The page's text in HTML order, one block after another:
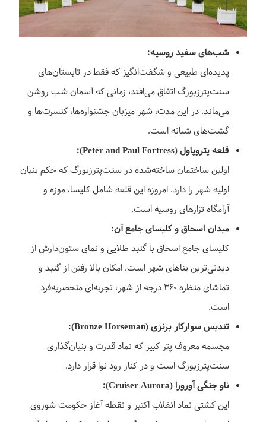
شب‌های سفید روسیه:
پدیده‌ای طبیعی و شگفت‌انگیز که فقط در تابستان‌های
سنت‌پترزبورگ اتفاق می‌افتد، زمانی که آسمان شب روشن
می‌ماند. در این مدت، شهر میزبان جشنواره‌ها، کنسرت‌ها و
گشت‌های شبانه‌ است.
قلعه پتروپاول (Peter and Paul Fortress):
اولین ساختمان ساخته‌شده در سنت‌پترزبورگ که حکم بنیان
اولیه شهر را دارد. امروزه این قلعه شامل کلیسا، موزه و
آرامگاه تزارهای روسیه است.
میدان اسحاق و کلیسای جامع آن:
کلیسای جامع اسحاق با گنبد طلایی و نمای ستون‌دارش از
دیدنی‌ترین بناهای شهر است. امکان بالا رفتن از گنبد و
تماشای منظره ۳۶۰ درجه از شهر، تجربه‌ای منحصربه‌فرد
است.
تندیس سوارکار برنزی (Bronze Horseman):
مجسمه معروف پتر کبیر که نماد قدرت و بنیان‌گذاری
سنت‌پترزبورگ است و در کنار رود نوا قرار دارد.
ناو جنگی آورورا (Cruiser Aurora):
این کشتی نماد انقلاب اکتبر و نقطه آغاز حکومت شوروی